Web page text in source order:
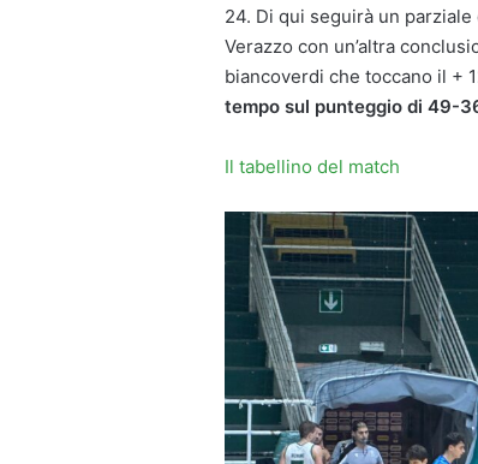
24. Di qui seguirà un
Verazzo con un’altra
biancoverdi che toccano il +
tempo sul punteggio di 49-
Il tabellino del match